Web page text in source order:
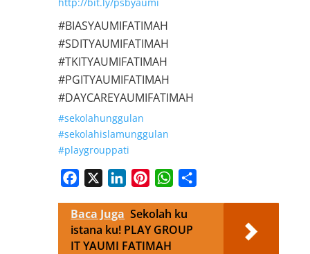
#BIASYAUMIFATIMAH
#SDITYAUMIFATIMAH
#TKITYAUMIFATIMAH
#PGITYAUMIFATIMAH
#DAYCAREYAUMIFATIMAH
#sekolahunggulan
#sekolahislamunggulan
#playgrouppati
Facebook LinkedInPinterestWhatsApp
Baca Juga Sekolah ku
istana ku! PLAY GROUP
IT YAUMI FATIMAH